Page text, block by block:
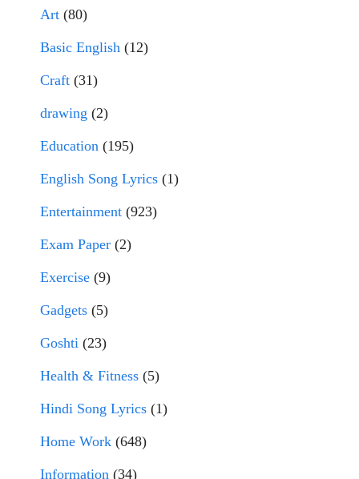
Art (80)
Basic English (12)
Craft (31)
drawing (2)
Education (195)
English Song Lyrics (1)
Entertainment (923)
Exam Paper (2)
Exercise (9)
Gadgets (5)
Goshti (23)
Health & Fitness (5)
Hindi Song Lyrics (1)
Home Work (648)
Information (34)